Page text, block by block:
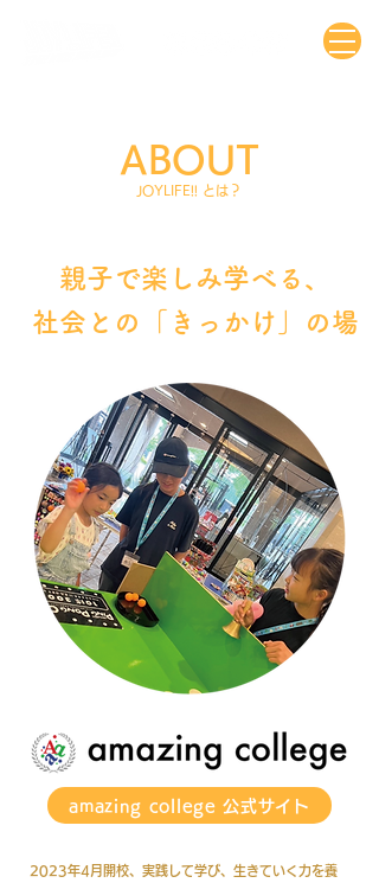
ABOUT
JOYLIFE!! とは？
親子で楽しみ学べる、
社会との「きっかけ」の場
amazing college 公式サイト
2023年4月開校、実践して学び、生きていく力を養